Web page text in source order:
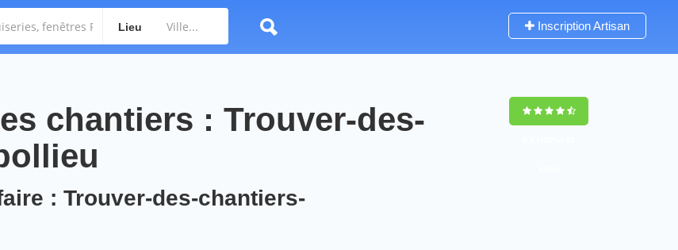
Lieu Inscription Artisan
chantiers : Trouver-des-
: Trouver-des-chantiers-